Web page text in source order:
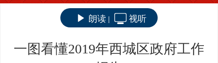
朗读 | 视听
一图看懂2019年西城区政府工作